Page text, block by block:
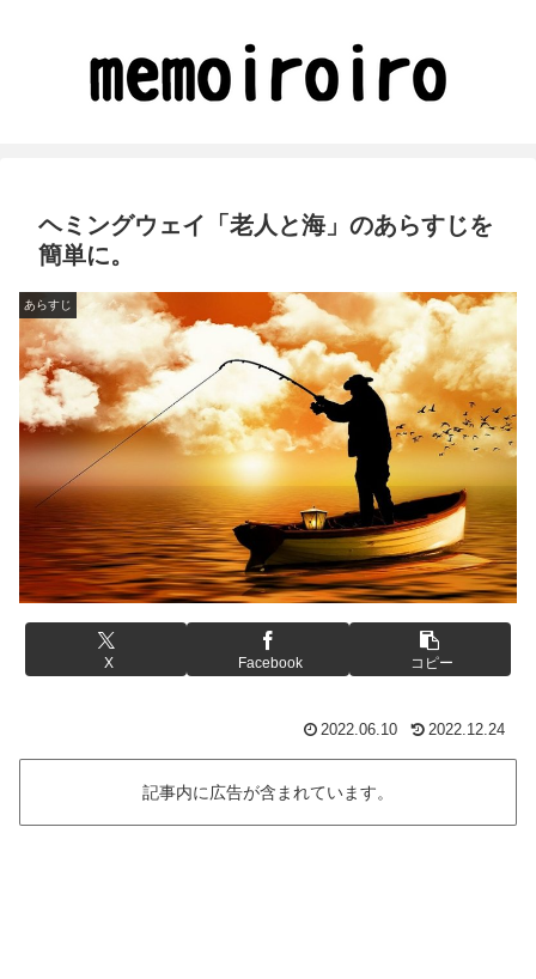
ヘミングウェイ「老人と海」のあらすじを
簡単に。
あらすじ
X Facebook コピー
2022.06.10 2022.12.24
記事内に広告が含まれています。